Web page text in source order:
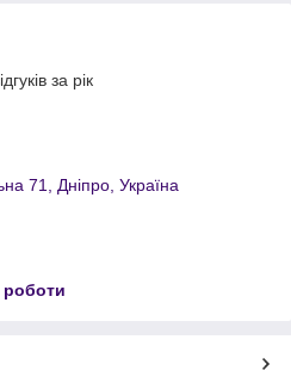
за рік
71, Дніпро, Україна
роботи